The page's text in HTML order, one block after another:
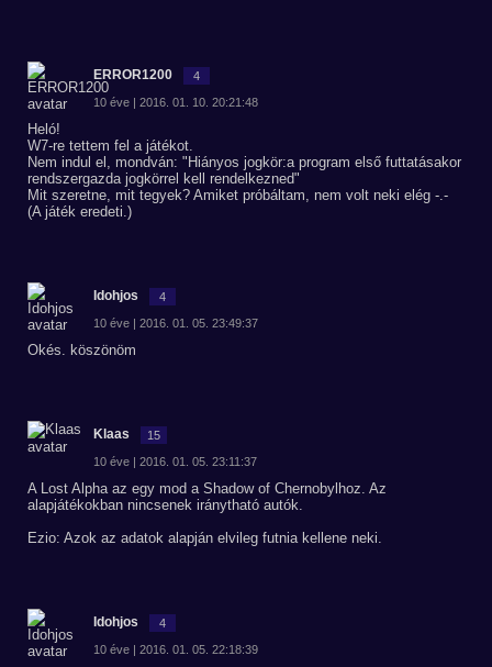
ERROR1200 4
10 éve | 2016. 01. 10. 20:21:48
Heló!
W7-re tettem fel a játékot.
Nem indul el, mondván: "Hiányos jogkör:a program első futtatásakor
rendszergazda jogkörrel kell rendelkezned"
Mit szeretne, mit tegyek? Amiket próbáltam, nem volt neki elég -.-
(A játék eredeti.)
Idohjos 4
10 éve | 2016. 01. 05. 23:49:37
Okés. köszönöm
Klaas 15
10 éve | 2016. 01. 05. 23:11:37
A Lost Alpha az egy mod a Shadow of Chernobylhoz. Az
alapjátékokban nincsenek iránytható autók.
Ezio: Azok az adatok alapján elvileg futnia kellene neki.
Idohjos 4
10 éve | 2016. 01. 05. 22:18:39